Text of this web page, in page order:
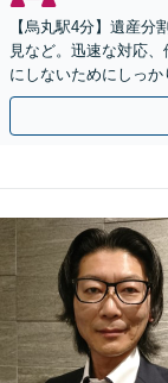
【烏丸駅4分】遺産
見など。迅速な対応
にしないためにしっ
張相談も対応します